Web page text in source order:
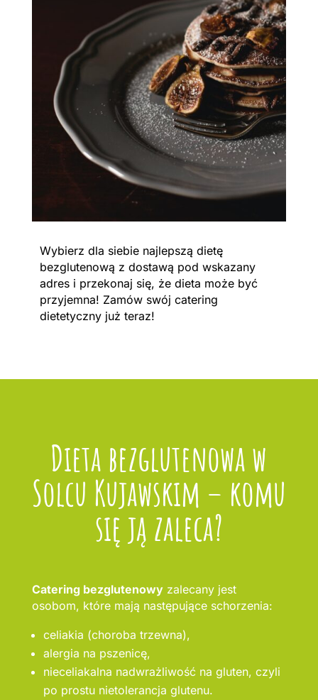
Wybierz dla siebie najlepszą dietę
bezglutenową z dostawą pod wskazany
adres i przekonaj się, że dieta może być
przyjemna! Zamów swój catering
dietetyczny już teraz!
Dieta bezglutenowa w
Solcu Kujawskim – komu
się ją zaleca?
Catering bezglutenowyzalecany jest
osobom, które mają następujące schorzenia:
celiakia (choroba trzewna),
alergia na pszenicę,
nieceliakalna nadwrażliwość na gluten, czyli
po prostu nietolerancja glutenu.